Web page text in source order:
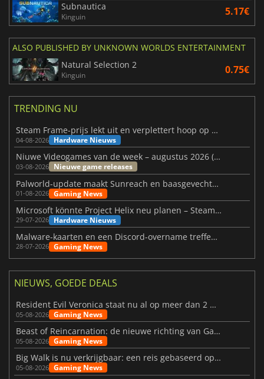
Subnautica
Kinguin 5.17€
ALSO PUBLISHED BY UNKNOWN WORLDS ENTERTAINMENT
Natural Selection 2
Kinguin 0.75€
TRENDING NU
Steam Frame-prijs lekt uit en verplettert hoop op betaalbare VR
04-08-2026 Hardware Nieuws
Niuwe Videogames van de week – augustus 2026 (week 32)
03-08-2026 Nieuwe game releases
Palworld-update maakt Sunreach en baasgevechten stabieler
01-08-2026 Gaming News
Microsoft könnte Project Helix neu planen – Steam-Support wackelt
29-07-2026 Hardware Nieuws
Malware-kaarten en een Discord-overname treffen Meccha Chameleon
28-07-2026 Gaming News
NIEUWS, GOEDE DEALS
Resident Evil Veronica staat nu al op meer dan 2 miljoen verlanglijstjes
05-08-2026 Gaming News
Beast of Reincarnation: de nieuwe richting van Game Freak
05-08-2026 Gaming News
Big Walk is nu verkrijgbaar: een reis gebaseerd op vriendschap
05-08-2026 Gaming News